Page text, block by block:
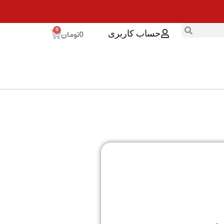
حساب کاربری 0تومان 0